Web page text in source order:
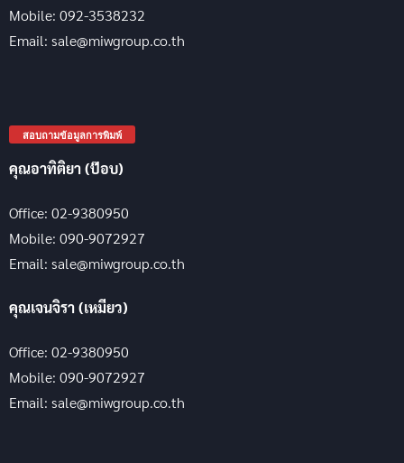
Mobile: 092-3538232
Email: sale@miwgroup.co.th
สอบถามข้อมูลการพิมพ์
คุณอาทิติยา (ป๊อบ)
Office: 02-9380950
Mobile: 090-9072927
Email: sale@miwgroup.co.th
คุณเจนจิรา (เหมียว)
Office: 02-9380950
Mobile: 090-9072927
Email: sale@miwgroup.co.th